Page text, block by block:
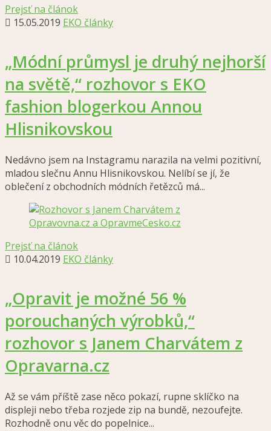
Prejsť na článok
15.05.2019 EKO články
„Módní průmysl je druhý nejhorší
na světě,“ rozhovor s EKO
fashion blogerkou Annou
Hlisnikovskou
Nedávno jsem na Instagramu narazila na velmi pozitivní,
mladou slečnu Annu Hlisnikovskou. Nelíbí se jí, že
oblečení z obchodních módních řetězců má...
Prejsť na článok
10.04.2019 EKO články
„Opravit je možné 56 %
porouchaných výrobků,“
rozhovor s Janem Charvátem z
Opravarna.cz
Až se vám příště zase něco pokazí, rupne sklíčko na
displeji nebo třeba rozjede zip na bundě, nezoufejte.
Rozhodně onu věc do popelnice...